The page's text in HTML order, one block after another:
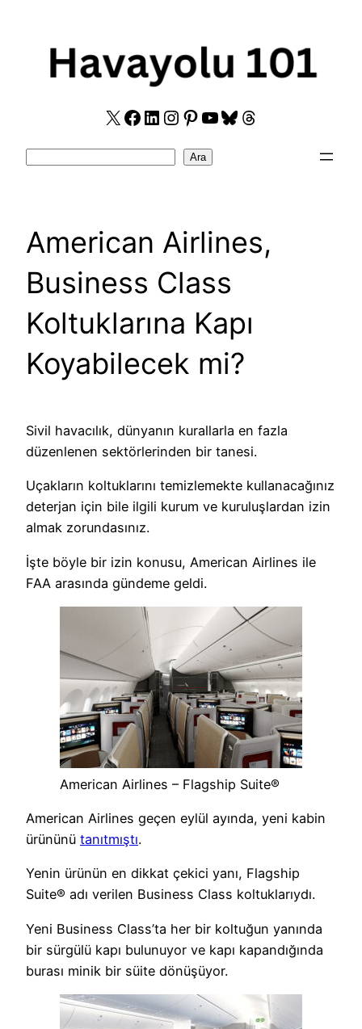
X Facebook
LinkedIn
Instagram
Pinterest
YouTube
Bluesky
Threads
Ara
American Airlines,
Business Class
Koltuklarına Kapı
Koyabilecek mi?
Sivil havacılık, dünyanın kurallarla en fazla
düzenlenen sektörlerinden bir tanesi.
Uçakların koltuklarını temizlemekte kullanacağınız
deterjan için bile ilgili kurum ve kuruluşlardan izin
almak zorundasınız.
İşte böyle bir izin konusu, American Airlines ile
FAA arasında gündeme geldi.
American Airlines – Flagship Suite®
American Airlines geçen eylül ayında, yeni kabin
ürününü tanıtmıştı.
Yenin ürünün en dikkat çekici yanı, Flagship
Suite® adı verilen Business Class koltuklarıydı.
Yeni Business Class’ta her bir koltuğun yanında
bir sürgülü kapı bulunuyor ve kapı kapandığında
burası minik bir süite dönüşüyor.